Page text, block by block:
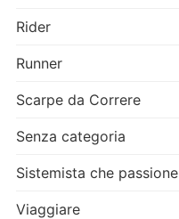
Rider
Runner
Scarpe da Correre
Senza categoria
Sistemista che passione
Viaggiare